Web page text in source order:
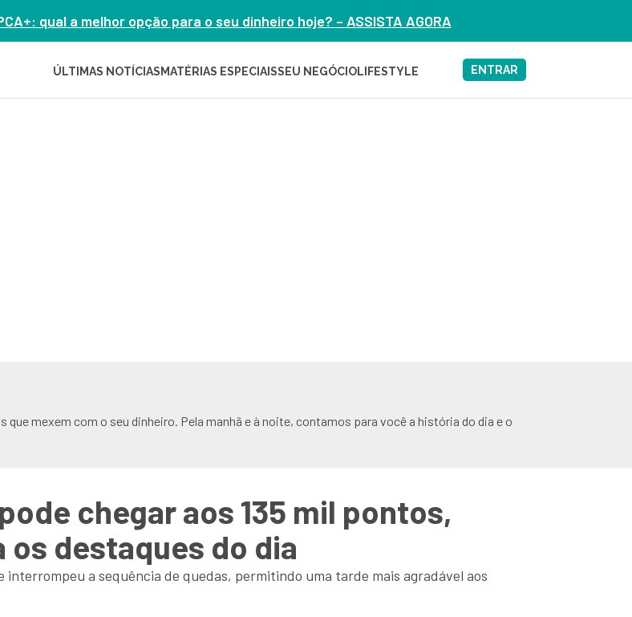
qual a melhor opção para o seu dinheiro hoje? – ASSISTA AGORA
ÚLTIMAS NOTÍCIAS MATÉRIAS ESPECIAISSEU NEGÓCIOLIFESTYLE ENTRAR
mexem com o seu dinheiro. Pela manhã e à noite, contamos para você a história do dia e o
chegar aos 135 mil pontos,
destaques do dia
a sequência de quedas, permitindo uma tarde mais agradável aos